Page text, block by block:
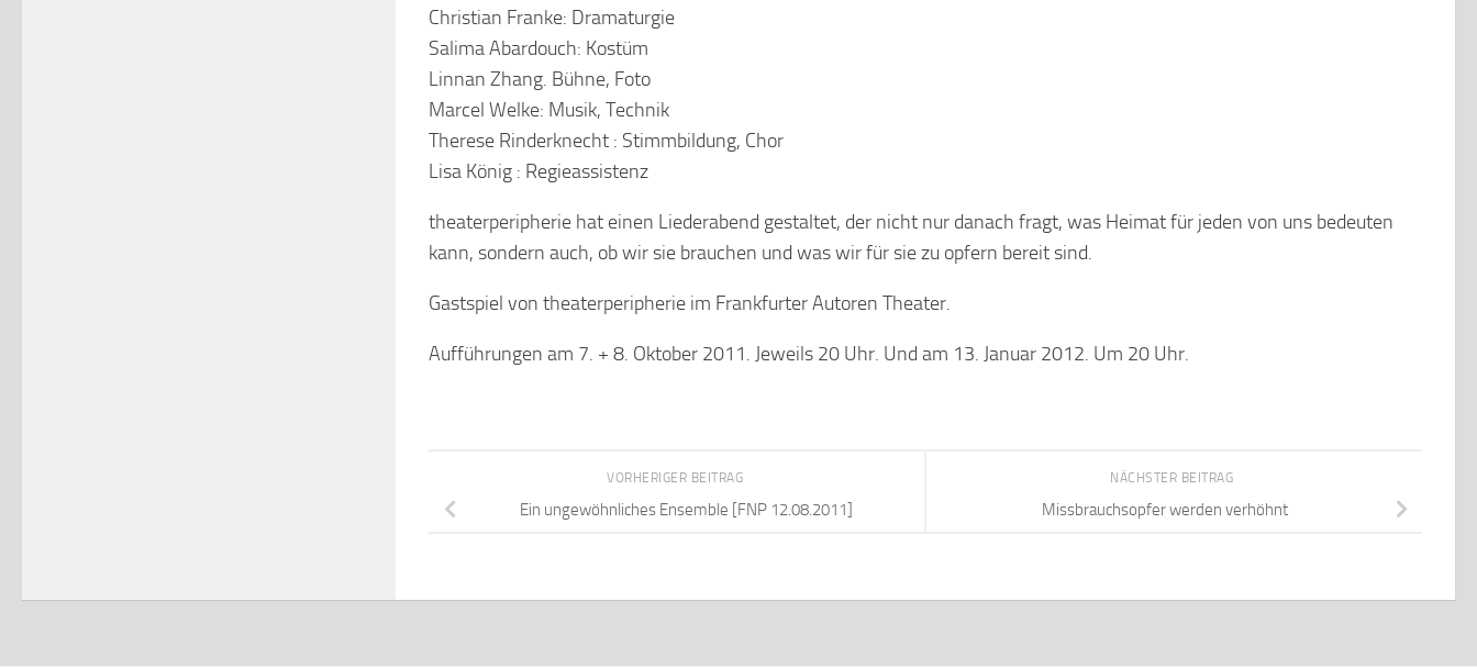
Christian Franke: Dramaturgie
Salima Abardouch: Kostüm
Linnan Zhang. Bühne, Foto
Marcel Welke: Musik, Technik
Therese Rinderknecht : Stimmbildung, Chor
Lisa König : Regieassistenz
theaterperipherie hat einen Liederabend gestaltet, der nicht nur danach fragt, was Heimat für jeden von uns bedeuten
kann, sondern auch, ob wir sie brauchen und was wir für sie zu opfern bereit sind.
Gastspiel von theaterperipherie im Frankfurter Autoren Theater.
Aufführungen am 7. + 8. Oktober 2011. Jeweils 20 Uhr. Und am 13. Januar 2012. Um 20 Uhr.
NÄCHSTER BEITRAG
Missbrauchsopfer werden verhöhnt
VORHERIGER BEITRAG
Ein ungewöhnliches Ensemble [FNP 12.08.2011]